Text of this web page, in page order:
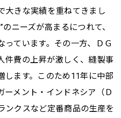
大きな実績を重ねてきまし
ニーズが高まるにつれて、
っています。その一方、ＤＧ
件費の上昇が激しく、縫製事
します。このため11年に中部
ーメント・インドネシア（Ｄ
ンクスなど定番商品の生産を